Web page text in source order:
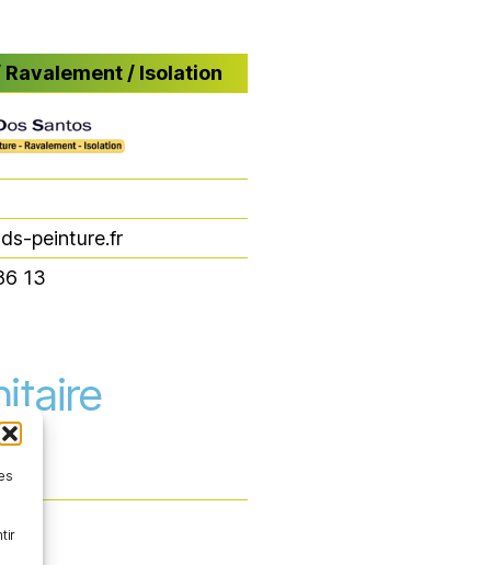
Ravalement / Isolation
Ravalement / Isolation
peinture.fr
13